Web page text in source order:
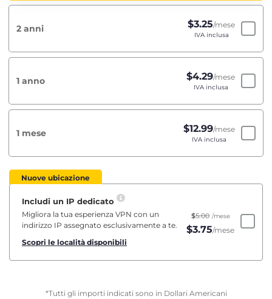
2 anni $3.25/mese
IVA inclusa
1 anno $4.29/mese
IVA inclusa
1 mese $12.99/mese
IVA inclusa
Nuove ubicazione
Includi un IP dedicato
Migliora la tua esperienza VPN con un
indirizzo IP assegnato esclusivamente a te.
Scopri le località disponibili
$5.00 /mese
$3.75/mese
*Tutti gli importi indicati sono in Dollari Americani